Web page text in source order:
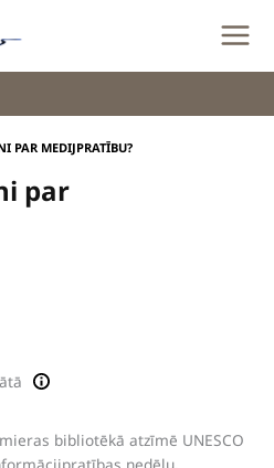
PAR MEDIJPRATĪBU?
par
bibliotēkā atzīmē UNESCO